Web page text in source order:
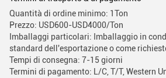
Quantità di ordine minimo: 1Ton
Prezzo: USD600-USD4000/Ton
Imballaggi particolari: Imballaggio in
standard dell'esportazione o come
Tempi di consegna: 7-15 giorni
Termini di pagamento: L/C, T/T, Western